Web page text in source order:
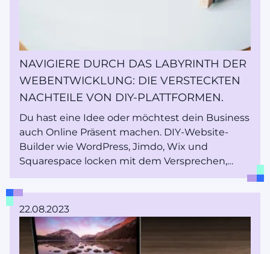
NAVIGIERE DURCH DAS LABYRINTH DER
WEBENTWICKLUNG: DIE VERSTECKTEN
NACHTEILE VON DIY-PLATTFORMEN.
Du hast eine Idee oder möchtest dein Business
auch Online Präsent machen. DIY-Website-
Builder wie WordPress, Jimdo, Wix und
Squarespace locken mit dem Versprechen,
Websites einfach zu erstellen, und die
Verlockung, alles selbst zu machen, kann
unwiderstehlich sein. Doch bevor du kopfüber
eintauchst, wollen wir die Feinheiten dieser
benutzerfreundlichen Plattformen erkunden
und gleichzeitig die unausgesprochenen
22.08.2023